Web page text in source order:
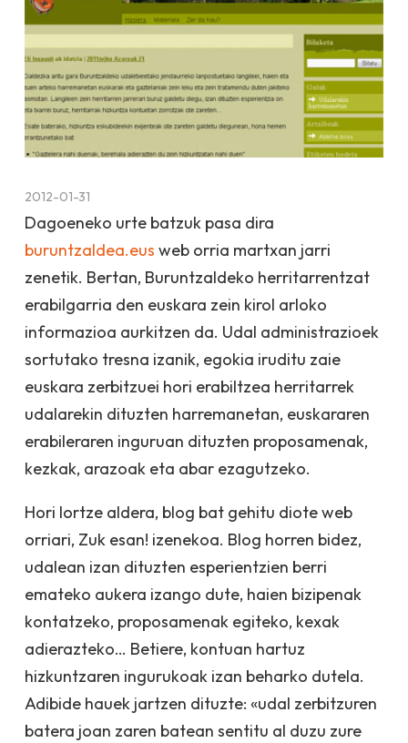
2012-01-31
Dagoeneko urte batzuk pasa dira
buruntzaldea.eus web orria martxan jarri
zenetik. Bertan, Buruntzaldeko herritarrentzat
erabilgarria den euskara zein kirol arloko
informazioa aurkitzen da. Udal administrazioek
sortutako tresna izanik, egokia iruditu zaie
euskara zerbitzuei hori erabiltzea herritarrek
udalarekin dituzten harremanetan, euskararen
erabileraren inguruan dituzten proposamenak,
kezkak, arazoak eta abar ezagutzeko.
Hori lortze aldera, blog bat gehitu diote web
orriari, Zuk esan! izenekoa. Blog horren bidez,
udalean izan dituzten esperientzien berri
emateko aukera izango dute, haien bizipenak
kontatzeko, proposamenak egiteko, kexak
adierazteko… Betiere, kontuan hartuz
hizkuntzaren ingurukoak izan beharko dutela.
Adibide hauek jartzen dituzte: «udal zerbitzuren
batera joan zaren batean sentitu al duzu zure